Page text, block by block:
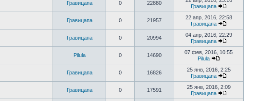
Гравицапа 0 22880
Гравицапа
Гравицапа 0 21957
22 апр, 2016, 22:58
Гравицапа
Гравицапа 0 20994
04 апр, 2016, 22:29
Гравицапа
Pilula 0 14690
07 фев, 2016, 10:55
Pilula
Гравицапа 0 16826
25 янв, 2016, 2:25
Гравицапа
Гравицапа 0 17591
25 янв, 2016, 2:09
Гравицапа